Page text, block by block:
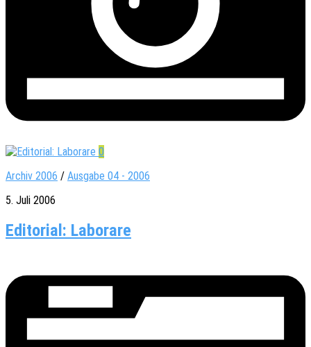
0
Archiv 2006 / Ausgabe 04 - 2006
5. Juli 2006
Editorial: Laborare